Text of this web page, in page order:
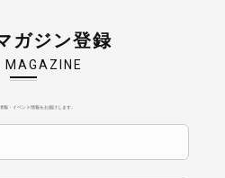
ガジン登録
MAGAZINE
報・イベント情報をお届けします。